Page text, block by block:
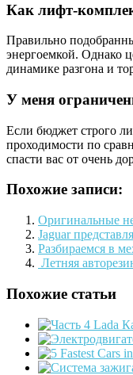
Как лифт-
Правильно
энергоемкой. Однако
динамике разгона и
У меня
Если бюджет строго
проходимости по
спасти вас от очень
Похожие записи:
Оригинальные
Jaguar
Разбираемся в
Летняя
Похожие статьи